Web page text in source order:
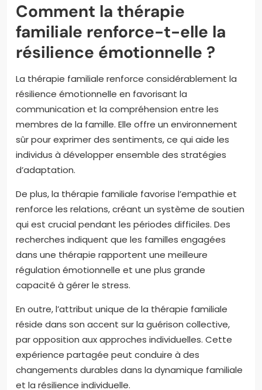
Comment la thérapie
familiale renforce-t-elle la
résilience émotionnelle ?
La thérapie familiale renforce considérablement la
résilience émotionnelle en favorisant la
communication et la compréhension entre les
membres de la famille. Elle offre un environnement
sûr pour exprimer des sentiments, ce qui aide les
individus à développer ensemble des stratégies
d’adaptation.
De plus, la thérapie familiale favorise l’empathie et
renforce les relations, créant un système de soutien
qui est crucial pendant les périodes difficiles. Des
recherches indiquent que les familles engagées
dans une thérapie rapportent une meilleure
régulation émotionnelle et une plus grande
capacité à gérer le stress.
En outre, l’attribut unique de la thérapie familiale
réside dans son accent sur la guérison collective,
par opposition aux approches individuelles. Cette
expérience partagée peut conduire à des
changements durables dans la dynamique familiale
et la résilience individuelle.